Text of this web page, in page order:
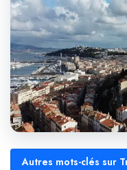
Autres mots-clés sur